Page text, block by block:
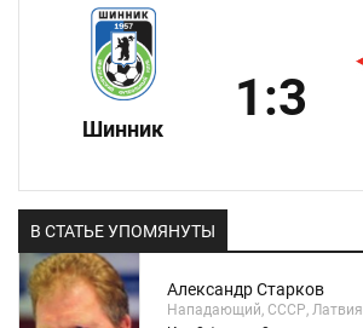
Шинник
1:3
В СТАТЬЕ УПОМЯНУТЫ
Александр Старков
Нападающий, СССР, Латвия